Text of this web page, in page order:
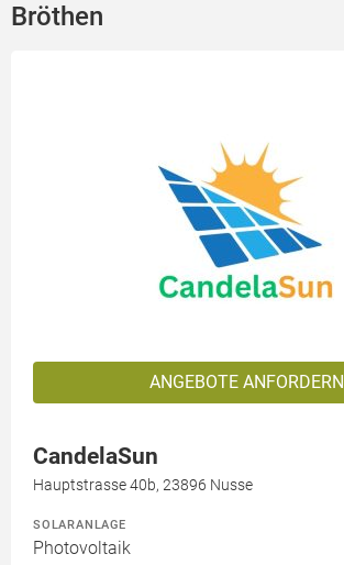
Bröthen
ANGEBOTE ANFORDERN
CandelaSun
Hauptstrasse 40b, 23896 Nusse
SOLARANLAGE
Photovoltaik